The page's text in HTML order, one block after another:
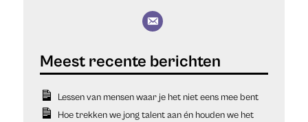
Lessen van mensen waar je het niet eens mee bent
Hoe trekken we jong talent aan én houden we het